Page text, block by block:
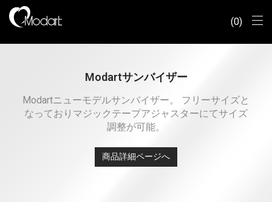
0
Modartサンバイザー
Modartニューモデルサンバイザー。 フリーサイズと
なっておりマジックテープアジャスターにてサイズ
調整が可能。
商品詳細ページへ